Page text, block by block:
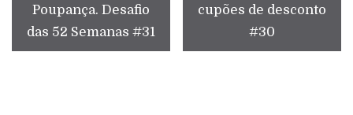
Poupança. Desafio
das 52 Semanas #31
cupões de desconto
#30